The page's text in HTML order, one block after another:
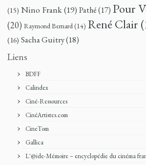
(15) Nino Frank(19) Pathé(17) Pour
(20) Raymond Bernard(14) René Clair
(16) Sacha Guitry(18)
Liens
BDFF
Calindex
Ciné-Ressources
CinéArtistes.com
CineTom
Gallica
L'@ide-Mémoire – encyclopédie du cinéma